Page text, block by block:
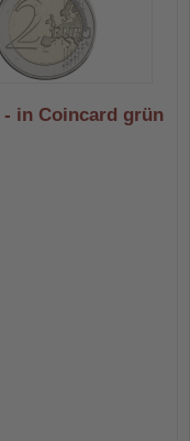
- in Coincard grün